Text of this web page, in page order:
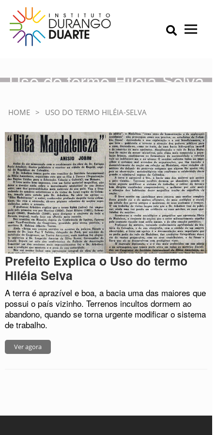
content
IDD – Instituto Durango Duarte
Instituto Durango Duarte
Primary Menu
Uso do termo Hiléia-Selva
HOME > USO DO TERMO HILÉIA-SELVA
Prefeito Explica o Uso do termo
Hiléia Selva
A terra é aprazível e boa, a bacia uma das maiores que
possui o país vizinho. Terrenos incultos dormem ao
abandono, quando se torna urgente modificar o sistema
de trabalho.
Ver agora